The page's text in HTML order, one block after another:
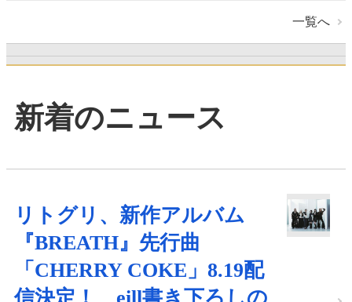
一覧へ
新着のニュース
リトグリ、新作アルバム
『BREATH』先行曲
「CHERRY COKE」8.19配